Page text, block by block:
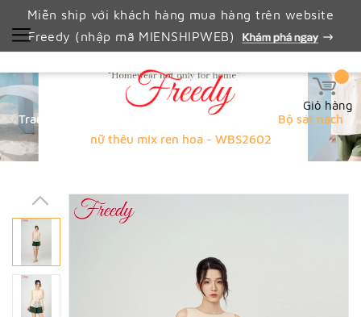
Miễn ship với khách hàng mua hàng trên website
Freedy (nhập mã MIENSHIPWEB)
Giỏ hàng
Trang chủ
🔥 FLASH SALE WEBSITE🔥
Bộ sát nách
nữ thêu mix ren hoa - WBS2602